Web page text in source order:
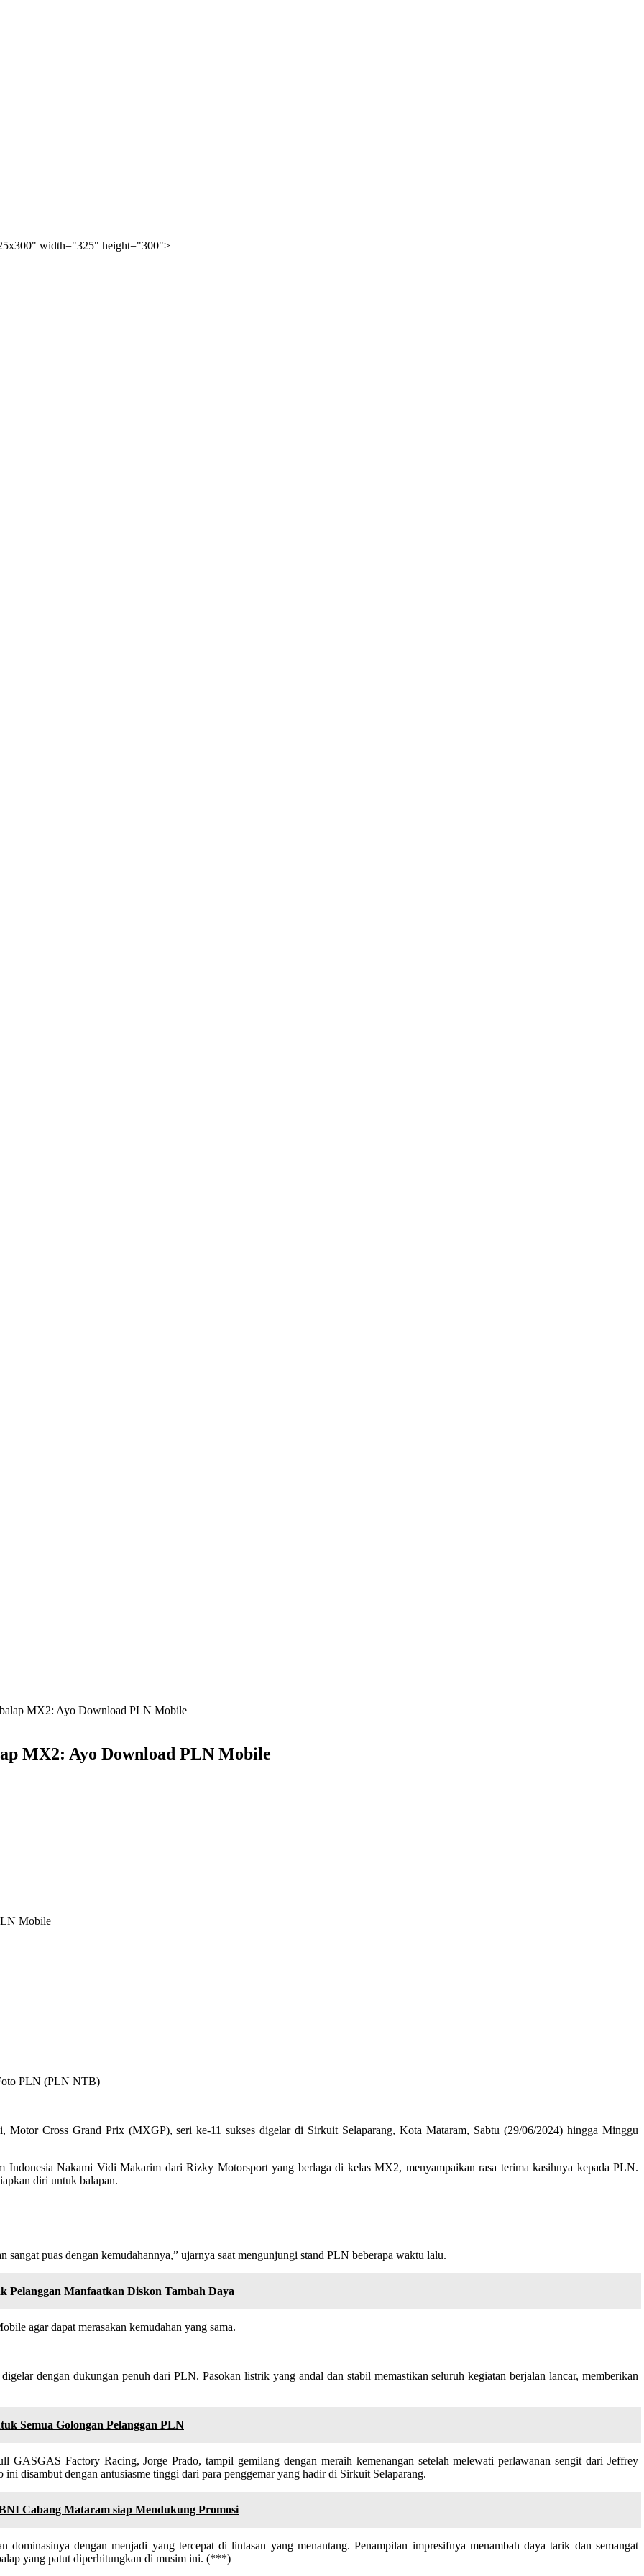
width="325" height="300">
MX2: Ayo Download PLN Mobile
MX2: Ayo Download PLN Mobile
Mobile
PLN (PLN NTB)
Motor Cross Grand Prix (MXGP), seri ke-11 sukses digelar di Sirkuit Selaparang, Kota Mataram, Sabtu (29/06/2024) hingga Minggu
Indonesia Nakami Vidi Makarim dari Rizky Motorsport yang berlaga di kelas MX2, menyampaikan rasa terima kasihnya kepada PLN.
diri untuk balapan.
puas dengan kemudahannya,” ujarnya saat mengunjungi stand PLN beberapa waktu lalu.
Manfaatkan Diskon Tambah Daya
agar dapat merasakan kemudahan yang sama.
dengan dukungan penuh dari PLN. Pasokan listrik yang andal dan stabil memastikan seluruh kegiatan berjalan lancar, memberikan
Semua Golongan Pelanggan PLN
GASGAS Factory Racing, Jorge Prado, tampil gemilang dengan meraih kemenangan setelah melewati perlawanan sengit dari Jeffrey
disambut dengan antusiasme tinggi dari para penggemar yang hadir di Sirkuit Selaparang.
Cabang Mataram siap Mendukung Promosi
dengan menjadi yang tercepat di lintasan yang menantang. Penampilan impresifnya menambah daya tarik dan semangat
yang patut diperhitungkan di musim ini. (***)